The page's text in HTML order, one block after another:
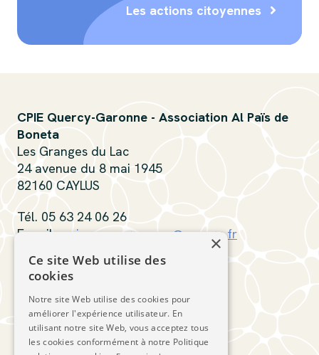
Les actions citoyennes
CPIE Quercy-Garonne - Association Al Païs de
Boneta
Les Granges du Lac
24 avenue du 8 mai 1945
82160 CAYLUS
Tél. 05 63 24 06 26
E-mail :cpiequercygaronne@orange.fr
Contactez-nous
Suivez-nous
×
Ce site Web utilise des
cookies
Notre site Web utilise des cookies pour
améliorer l'expérience utilisateur. En
utilisant notre site Web, vous acceptez tous
les cookies conformément à notre Politique